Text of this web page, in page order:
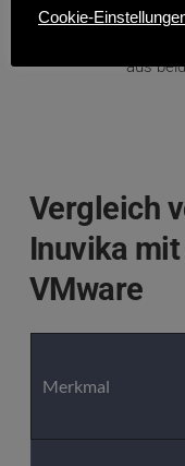
in
aus
Vergleich
Inuvika
VMware
Merkmal
Cookie-